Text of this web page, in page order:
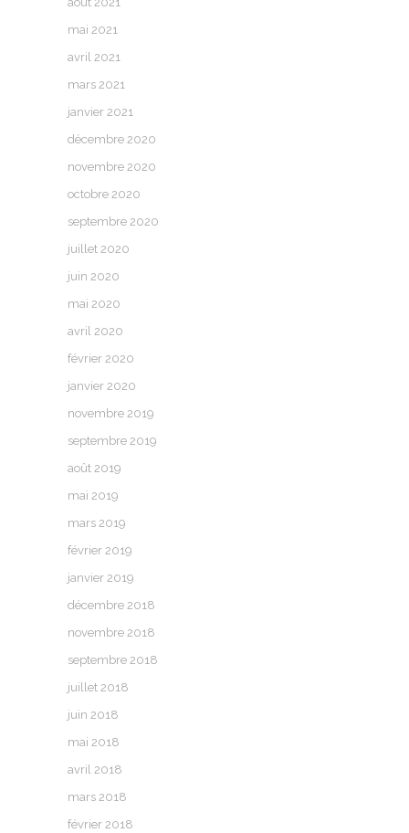
mai 2021
avril 2021
mars 2021
janvier 2021
décembre 2020
novembre 2020
octobre 2020
septembre 2020
juillet 2020
juin 2020
mai 2020
avril 2020
février 2020
janvier 2020
novembre 2019
septembre 2019
août 2019
mai 2019
mars 2019
février 2019
janvier 2019
décembre 2018
novembre 2018
septembre 2018
juillet 2018
juin 2018
mai 2018
avril 2018
mars 2018
février 2018